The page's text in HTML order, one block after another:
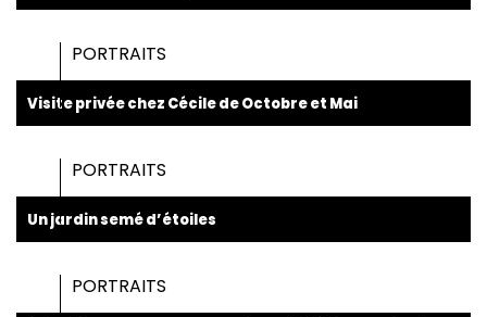
PORTRAITS
Visite privée chez Cécile de Octobre et Mai
PORTRAITS
Un jardin semé d’étoiles
PORTRAITS